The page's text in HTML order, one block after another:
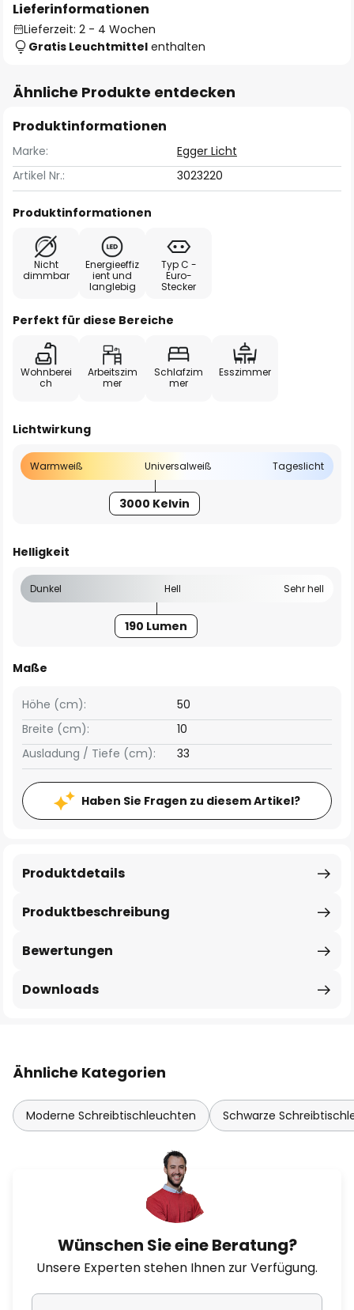
Lieferinformationen
Lieferzeit: 2 - 4 Wochen
Gratis Leuchtmittel enthalten
Ähnliche Produkte entdecken
Produktinformationen
Marke:
Egger Licht
Artikel Nr.:
3023220
Produktinformationen
Nicht
dimmbar
Energieeffiz
ient und
langlebig
Typ C -
Euro-
Stecker
Perfekt für diese Bereiche
Wohnberei
ch
Arbeitszim
mer
Schlafzim
mer
Esszimmer
Lichtwirkung
Warmweiß Universalweiß Tageslicht
3000 Kelvin
Helligkeit
Dunkel Hell Sehr hell
190 Lumen
Maße
Breite (cm): 10
Höhe (cm): 50
Ausladung / Tiefe (cm): 33
Haben Sie Fragen zu diesem Artikel?
Produktbeschreibung
Produktdetails
Bewertungen
Downloads
Ähnliche Kategorien
Moderne Schreibtischleuchten Schwarze
Wünschen Sie eine Beratung?
Unsere Experten stehen Ihnen zur Verfügung.